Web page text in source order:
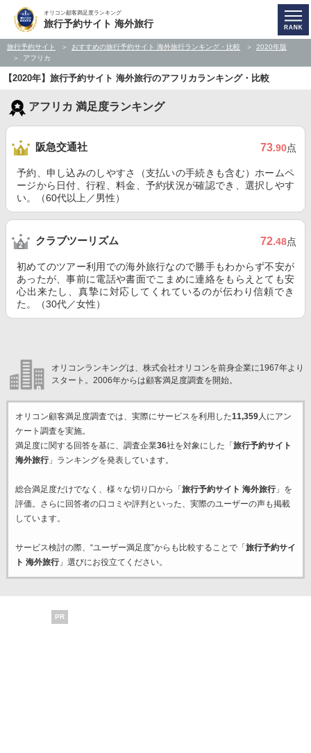
オリコン顧客満足度ランキング
旅行予約サイト 海外旅行
旅行予約サイト おすすめの旅行予約サイト 海外旅行ランキング・比較
2020年版
アフリカ
【2020年】旅行予約サイト 海外旅行のアフリカランキング・比較
アフリカ 満足度ランキング
阪急交通社 73.90点
予約、申し込みのしやすさ（支払いの手続きも含む）ホームペ
ージから日付、行程、料金、予約状況が確認でき、選択しやす
い。（60代以上／男性）
クラブツーリズム 72.48点
初めてのツアー利用での海外旅行なので勝手もわからず不安が
あったが、事前に電話や書面でこまめに連絡をもらえとても安
心出来たし、真摯に対応してくれているのが伝わり信頼でき
た。（30代／女性）
オリコンランキングは、株式会社オリコンを前身企業に1967年より
スタート。2006年からは顧客満足度調査を開始。
オリコン顧客満足度調査では、実際にサービスを利用した11,359人にアン
ケート調査を実施。
満足度に関する回答を基に、調査企業36社を対象にした「 旅行予約サイト
海外旅行」ランキングを発表しています。
総合満足度だけでなく、様々な切り口から「 旅行予約サイト 海外旅行」を
評価。さらに回答者の口コミや評判といった、実際のユーザーの声も掲載
しています。
サービス検討の際、“ユーザー満足度”からも比較することで「 旅行予約サイ
ト 海外旅行」選びにお役立てください。
PR